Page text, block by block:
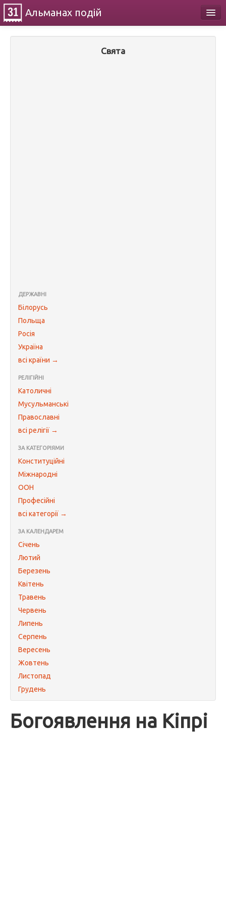
Альманах подій
Свята
ДЕРЖАВНІ
Білорусь
Польща
Росія
Україна
всі країни →
РЕЛІГІЙНІ
Католичні
Мусульманські
Православні
всі релігії →
ЗА КАТЕГОРІЯМИ
Конституційні
Міжнародні
ООН
Професійні
всі категорії →
ЗА КАЛЕНДАРЕМ
Січень
Лютий
Березень
Квітень
Травень
Червень
Липень
Серпень
Вересень
Жовтень
Листопад
Грудень
Богоявлення на Кіпрі